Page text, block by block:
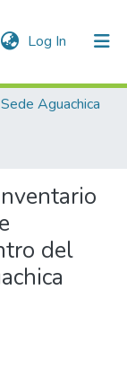
Log In (current)
Sede Aguachica
del